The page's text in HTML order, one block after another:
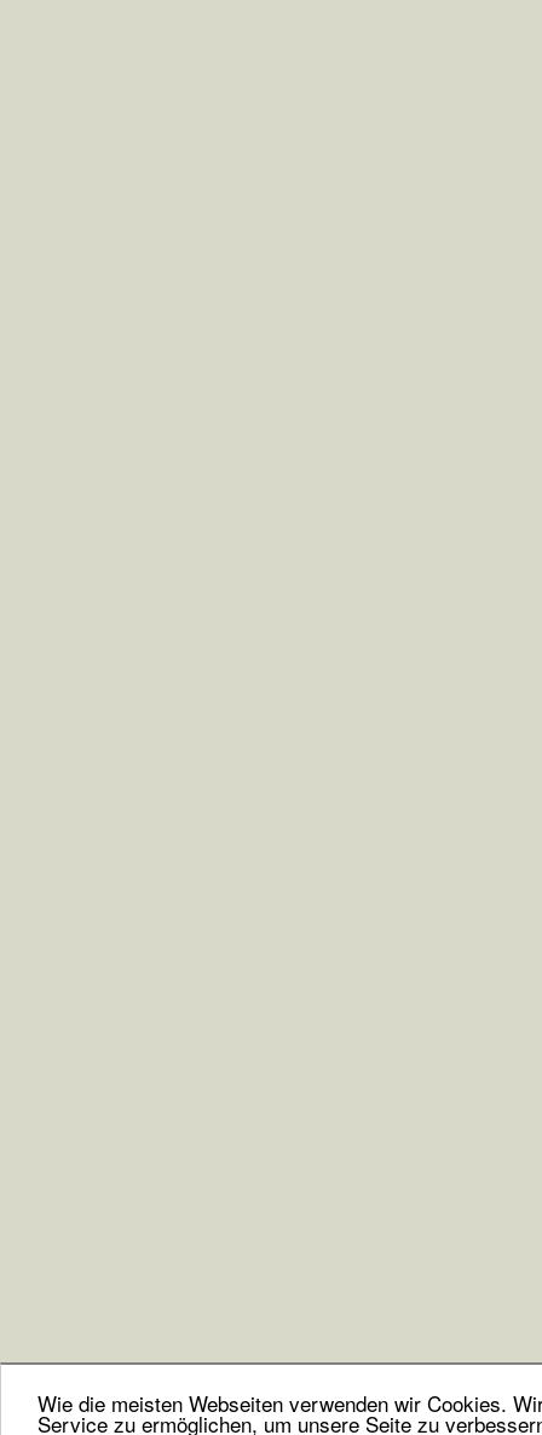
Wie die meisten Webseiten verwenden wir Cookies.
Service zu ermöglichen, um unsere Seite zu